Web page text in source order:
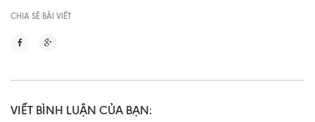
CHIA SẼ BÀI VIẾT
VIẾT BÌNH LUẬN CỦA BẠN: